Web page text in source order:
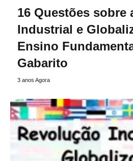
16 Questões sobre
Industrial e
Ensino
Gabarito
3 anos Agora